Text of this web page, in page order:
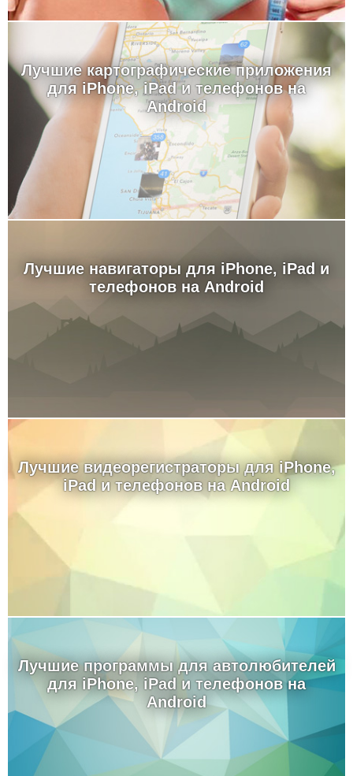
Лучшие картографические приложения
для iPhone, iPad и телефонов на
Android
Лучшие навигаторы для iPhone, iPad и
телефонов на Android
Лучшие видеорегистраторы для iPhone,
iPad и телефонов на Android
Лучшие программы для автолюбителей
для iPhone, iPad и телефонов на
Android